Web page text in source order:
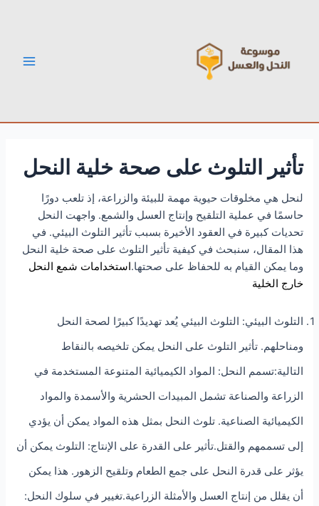
تأثير التلوث على صحة خلية النحل
لنحل هي مخلوقات حيوية مهمة للبيئة والزراعة، إذ تلعب دورًا
حاسمًا في عملية التلقيح وإنتاج العسل والشمع. واجهت النحل
تحديات كبيرة في العقود الأخيرة بسبب تأثير التلوث البيئي. في
هذا المقال، سنبحث في كيفية تأثير التلوث على صحة خلية النحل
وما يمكن القيام به للحفاظ على صحتها. استخدامات شمع النحل
خارج الخلية
التلوث البيئي: التلوث البيئي يُعد تهديدًا كبيرًا لصحة النحل
ومناحلهم. تأثير التلوث على النحل يمكن تلخيصه بالنقاط
التالية:تسمم النحل: المواد الكيميائية المتنوعة المستخدمة في
الزراعة والصناعة تشمل المبيدات الحشرية والأسمدة والمواد
الكيميائية الصناعية. تلوث النحل بمثل هذه المواد يمكن أن يؤدي
إلى تسممهم والقتل.تأثير على القدرة على الإنتاج: التلوث يمكن أن
يؤثر على قدرة النحل على جمع الطعام وتلقيح الزهور. هذا يمكن
أن يقلل من إنتاج العسل والأمثلة الزراعية.تغيير في سلوك النحل: